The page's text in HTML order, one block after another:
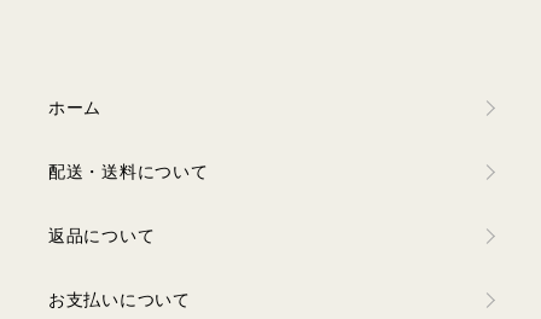
ホーム
配送・送料について
返品について
お支払いについて